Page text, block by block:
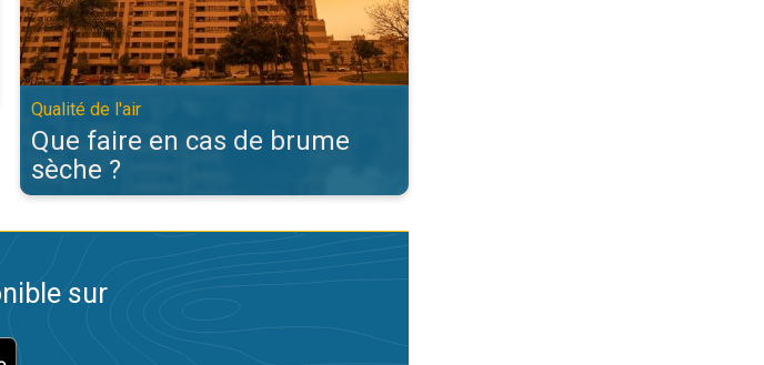
Qualité de l'air
Que faire en cas de brume
sèche ?
sur